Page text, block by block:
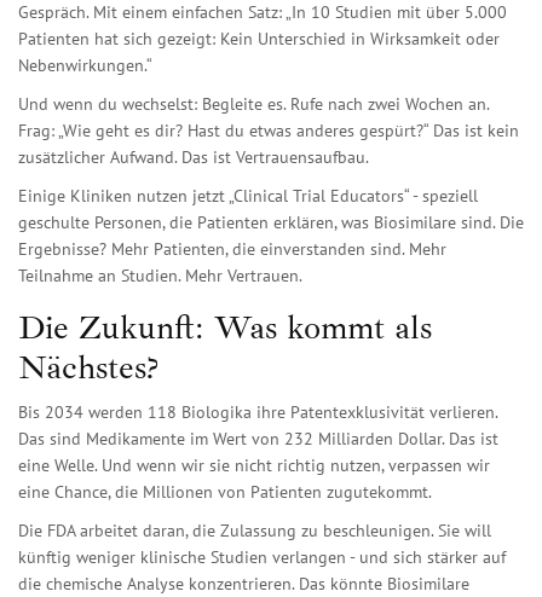
Gespräch. Mit einem einfachen Satz: „In 10 Studien mit über 5.000
Patienten hat sich gezeigt: Kein Unterschied in Wirksamkeit oder
Nebenwirkungen.“
Und wenn du wechselst: Begleite es. Rufe nach zwei Wochen an.
Frag: „Wie geht es dir? Hast du etwas anderes gespürt?“ Das ist kein
zusätzlicher Aufwand. Das ist Vertrauensaufbau.
Einige Kliniken nutzen jetzt „Clinical Trial Educators“ - speziell
geschulte Personen, die Patienten erklären, was Biosimilare sind. Die
Ergebnisse? Mehr Patienten, die einverstanden sind. Mehr
Teilnahme an Studien. Mehr Vertrauen.
Die Zukunft: Was kommt als
Nächstes?
Bis 2034 werden 118 Biologika ihre Patentexklusivität verlieren.
Das sind Medikamente im Wert von 232 Milliarden Dollar. Das ist
eine Welle. Und wenn wir sie nicht richtig nutzen, verpassen wir
eine Chance, die Millionen von Patienten zugutekommt.
Die FDA arbeitet daran, die Zulassung zu beschleunigen. Sie will
künftig weniger klinische Studien verlangen - und sich stärker auf
die chemische Analyse konzentrieren. Das könnte Biosimilare